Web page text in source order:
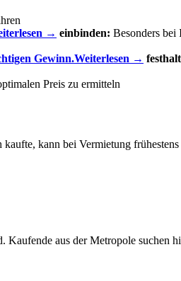
→ einbinden: Besonders
Gewinn.Weiterlesen →
Preis zu ermitteln
kann bei Vermietung
aus der Metropole suchen